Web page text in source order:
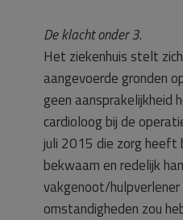
De klacht onder 3.
Het ziekenhuis stelt
aangevoerde gronden
geen aansprakelijkheid
cardioloog bij de
juli 2015 die zorg heeft
bekwaam en redelijk
vakgenoot/
omstandigheden zou